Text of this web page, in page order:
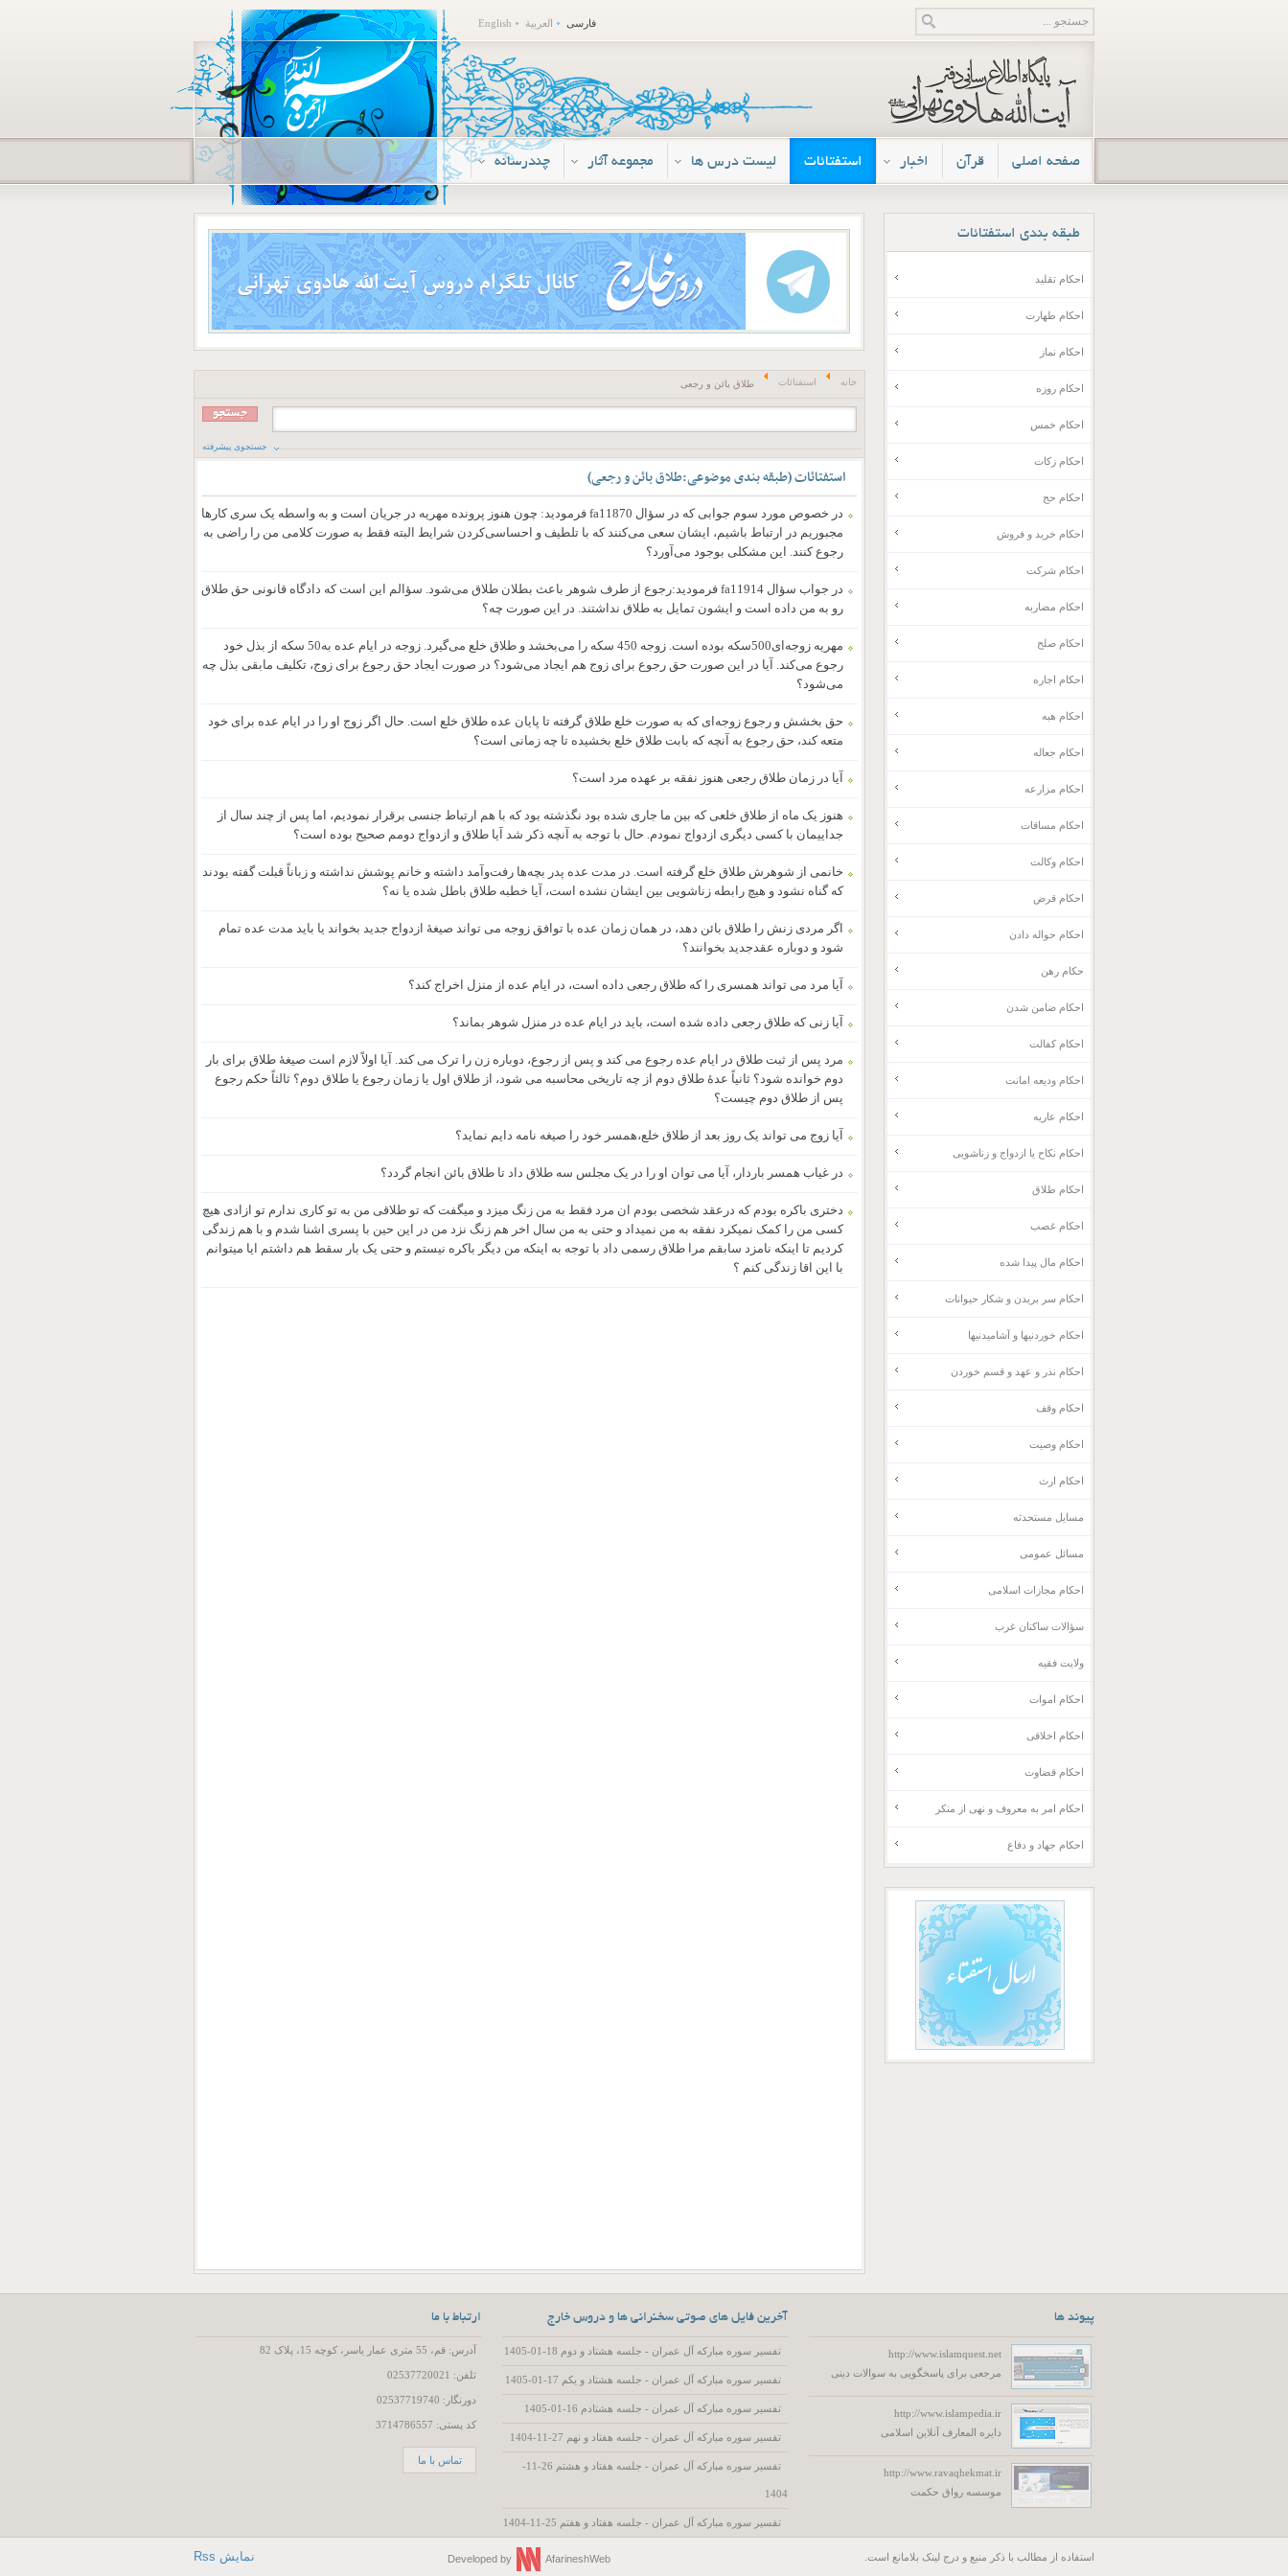
فارسی العربية English
صفحه اصلی قرآن اخبار استفتائات لیست درس ها مجموعه آثار چندرسانه
خانه استفتائات طلاق بائن و رجعی
جستجوی پیشرفته
استفتائات(طبقه بندی موضوعی:طلاق بائن و رجعی)
در خصوص مورد سوم جوابی که در سؤال fa11870 فرمودید: چون هنوز پرونده مهریه در جریان است و به واسطه یک سری کارها
مجبوریم در ارتباط باشیم، ایشان سعی می‌کنند که با تلطیف و احساسی‌کردن شرایط البته فقط به صورت کلامی من را راضی به
رجوع کنند. این مشکلی بوجود می‌آورد؟
در جواب سؤال fa11914 فرمودید:رجوع از طرف شوهر باعث بطلان طلاق می‌شود. سؤالم این است که دادگاه قانونی حق طلاق
رو به من داده است و ایشون تمایل به طلاق نداشتند. در این صورت چه؟
مهریه زوجه‌ای500سکه بوده است. زوجه 450 سکه را می‌بخشد و طلاق خلع می‌گیرد. زوجه در ایام عده به50 سکه از بذل خود
رجوع می‌کند. آیا در این صورت حق رجوع برای زوج هم ایجاد می‌شود؟ در صورت ایجاد حق رجوع برای زوج، تکلیف مابقی بذل چه
می‌شود؟
حق بخشش و رجوع زوجه‌ای که به صورت خلع طلاق گرفته تا پایان عده طلاق خلع است. حال اگر زوج او را در ایام عده برای خود
متعه کند، حق رجوع به آنچه که بابت طلاق خلع بخشیده تا چه زمانی است؟
آیا در زمان طلاق رجعی هنوز نفقه بر عهده مرد است؟
هنوز یک ماه از طلاق خلعی که بین ما جاری شده بود نگذشته بود که با هم ارتباط جنسی برقرار نمودیم، اما پس از چند سال از
جداییمان با کسی دیگری ازدواج نمودم. حال با توجه به آنچه ذکر شد آیا طلاق و ازدواج دومم صحیح بوده است؟
خانمی از شوهرش طلاق خلع گرفته است. در مدت عده پدر بچه‌ها رفت‌وآمد داشته و خانم پوشش نداشته و زباناً قبلت گفته بودند
که گناه نشود و هیچ رابطه زناشویی بین ایشان نشده است، آیا خطبه طلاق باطل شده یا نه؟
اگر مردی زنش را طلاق بائن دهد، در همان زمان عده با توافق زوجه می تواند صیغۀ ازدواج جدید بخواند یا باید مدت عده تمام
شود و دوباره عقدجدید بخوانند؟
آیا مرد می تواند همسری را که طلاق رجعی داده است، در ایام عده از منزل اخراج کند؟
آیا زنی که طلاق رجعی داده شده است، باید در ایام عده در منزل شوهر بماند؟
مرد پس از ثبت طلاق در ایام عده رجوع می کند و پس از رجوع، دوباره زن را ترک می کند. آیا اولاً لازم است صیغۀ طلاق برای بار
دوم خوانده شود؟ ثانیاً عدۀ طلاق دوم از چه تاریخی محاسبه می شود، از طلاق اول یا زمان رجوع یا طلاق دوم؟ ثالثاً حکم رجوع
پس از طلاق دوم چیست؟
آیا زوج می تواند یک روز بعد از طلاق خلع،همسر خود را صیغه نامه دایم نماید؟
در غیاب همسر باردار، آیا می توان او را در یک مجلس سه طلاق داد تا طلاق بائن انجام گردد؟
دختری باکره بودم که درعقد شخصی بودم ان مرد فقط به من زنگ میزد و میگفت که تو طلاقی من به تو کاری ندارم تو ازادی هیچ
کسی من را کمک نمیکرد نفقه به من نمیداد و حتی به من سال اخر هم زنگ نزد من در این حین با پسری اشنا شدم و با هم زندگی
کردیم تا اینکه نامزد سابقم مرا طلاق رسمی داد با توجه به اینکه من دیگر باکره نیستم و حتی یک بار سقط هم داشتم ایا میتوانم
با این اقا زندگی کنم ؟
طبقه بندی استفتائات
احکام تقلید
احکام طهارت
احکام نماز
احکام روزه
احکام خمس
احکام زکات
احکام حج
احکام خرید و فروش
احکام شرکت
احکام مضاربه
احکام صلح
احکام اجاره
احکام هبه
احکام جعاله
احکام مزارعه
احکام مساقات
احکام وکالت
احکام قرض
احکام حواله دادن
حکام رهن
احکام ضامن شدن
احکام کفالت
احکام ودیعه امانت
احکام عاریه
احکام نکاح یا ازدواج و زناشویی
احکام طلاق
احکام غصب
احکام مال پیدا شده
احکام سر بریدن و شکار حیوانات
احکام خوردنیها و آشامیدنیها
احکام نذر و عهد و قسم خوردن
احکام وقف
احکام وصیت
احکام ارث
مسایل مستحدثه
مسائل عمومی
احکام مجازات اسلامی
سؤالات ساکنان غرب
ولایت فقیه
احکام اموات
احکام اخلاقی
احکام قضاوت
احکام امر به معروف و نهی از منکر
احکام جهاد و دفاع
پیوند ها
http://www.islamquest.net
مرجعی برای پاسخگویی به سوالات دینی
http://www.islampedia.ir
دایره المعارف آنلاین اسلامی
http://www.ravaqhekmat.ir
موسسه رواق حکمت
آخرین فایل های صوتی سخنرانی ها و دروس خارج
تفسیر سوره مبارکه آل عمران - جلسه هشتاد و دوم 18-01-1405
تفسیر سوره مبارکه آل عمران - جلسه هشتاد و یکم 17-01-1405
تفسیر سوره مبارکه آل عمران - جلسه هشتادم 16-01-1405
تفسیر سوره مبارکه آل عمران - جلسه هفتاد و نهم 27-11-1404
تفسیر سوره مبارکه آل عمران - جلسه هفتاد و هشتم 26-11-
1404
تفسیر سوره مبارکه آل عمران - جلسه هفتاد و هفتم 25-11-1404
ارتباط با ما
آدرس: قم، 55 متری عمار یاسر، کوچه 15، پلاک 82
تلفن: 02537720021
دورنگار: 02537719740
کد پستی: 3714786557
تماس با ما
Developed by AfarineshWeb استفاده از مطالب با ذكر منبع و درج لینک بلامانع است. نمایش Rss